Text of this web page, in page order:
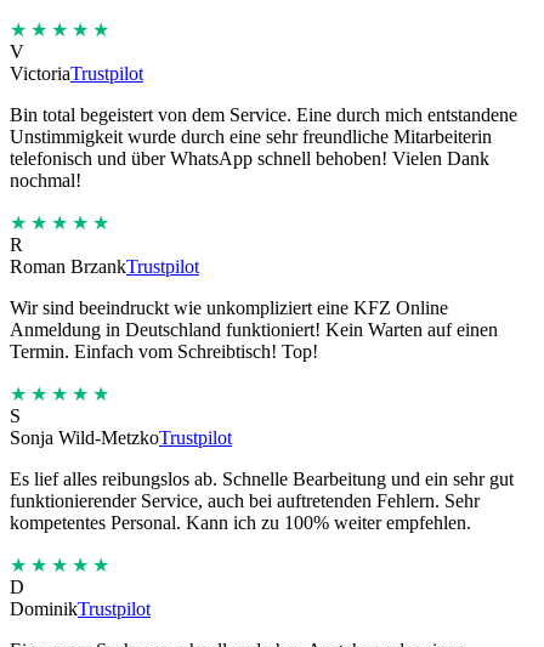
★★★★★
V
VictoriaTrustpilot
Bin total begeistert von dem Service. Eine durch mich entstandene
Unstimmigkeit wurde durch eine sehr freundliche Mitarbeiterin
telefonisch und über WhatsApp schnell behoben! Vielen Dank
nochmal!
★★★★★
R
Roman BrzankTrustpilot
Wir sind beeindruckt wie unkompliziert eine KFZ Online
Anmeldung in Deutschland funktioniert! Kein Warten auf einen
Termin. Einfach vom Schreibtisch! Top!
★★★★★
S
Sonja Wild-MetzkoTrustpilot
Es lief alles reibungslos ab. Schnelle Bearbeitung und ein sehr gut
funktionierender Service, auch bei auftretenden Fehlern. Sehr
kompetentes Personal. Kann ich zu 100% weiter empfehlen.
★★★★★
D
DominikTrustpilot